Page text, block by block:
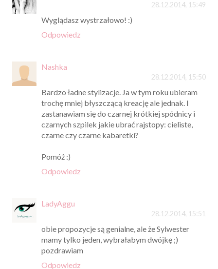
28.12.2014, 15:49
Wyglądasz wystrzałowo! :)
Odpowiedz
Nashka
28.12.2014, 15:50
Bardzo ładne stylizacje. Ja w tym roku ubieram
trochę mniej błyszczącą kreację ale jednak. I
zastanawiam się do czarnej krótkiej spódnicy i
czarnych szpilek jakie ubrać rajstopy: cieliste,
czarne czy czarne kabaretki?
Pomóż :)
Odpowiedz
LadyAggu
28.12.2014, 15:51
obie propozycje są genialne, ale że Sylwester
mamy tylko jeden, wybrałabym dwójkę ;)
pozdrawiam
Odpowiedz